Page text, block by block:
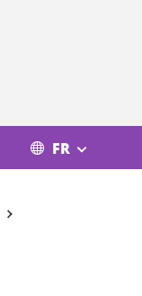
FR